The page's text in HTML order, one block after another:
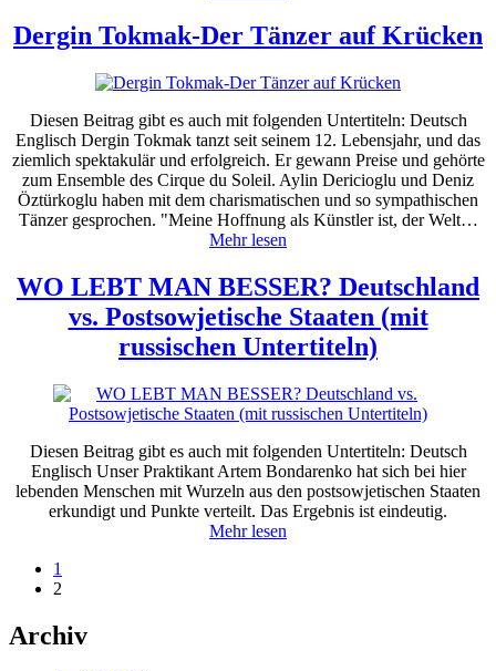
Dergin Tokmak-Der Tänzer auf Krücken
Diesen Beitrag gibt es auch mit folgenden Untertiteln: Deutsch
Englisch Dergin Tokmak tanzt seit seinem 12. Lebensjahr, und das
ziemlich spektakulär und erfolgreich. Er gewann Preise und gehörte
zum Ensemble des Cirque du Soleil. Aylin Dericioglu und Deniz
Öztürkoglu haben mit dem charismatischen und so sympathischen
Tänzer gesprochen. "Meine Hoffnung als Künstler ist, der Welt…
Mehr lesen
WO LEBT MAN BESSER? Deutschland
vs. Postsowjetische Staaten (mit
russischen Untertiteln)
Diesen Beitrag gibt es auch mit folgenden Untertiteln: Deutsch
Englisch Unser Praktikant Artem Bondarenko hat sich bei hier
lebenden Menschen mit Wurzeln aus den postsowjetischen Staaten
erkundigt und Punkte verteilt. Das Ergebnis ist eindeutig.
Mehr lesen
1
2
Archiv